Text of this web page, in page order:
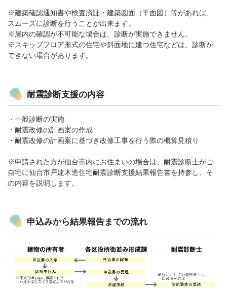
※建築確認通知書や検査済証・建築図面（平面図）等があれば、
スムーズに診断を行うことが出来ます。
※屋内の確認が不可能な場合は、診断が実施できません。
※スキップフロア形式の住宅や斜面地に建つ住宅などは、診断が
できない場合があります。
耐震診断支援の内容
・一般診断の実施
・耐震改修の計画案の作成
・耐震改修の計画案に基づき改修工事を行う際の概算見積り
※申請された方が仙台市内にお住まいの場合は、耐震診断士がご
自宅に仙台市戸建木造住宅耐震診断支援結果報告書を持参し、そ
の内容を説明します。
申込みから結果報告までの流れ